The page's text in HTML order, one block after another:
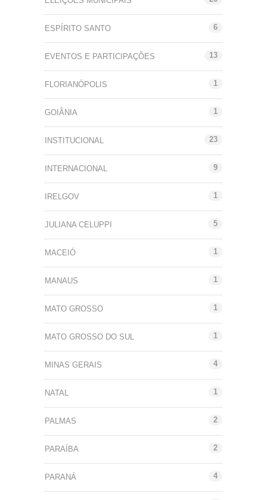
ESPÍRITO SANTO 6
EVENTOS E PARTICIPAÇÕES 13
FLORIANÓPOLIS 1
GOIÂNIA 1
INSTITUCIONAL 23
INTERNACIONAL 9
IRELGOV 1
JULIANA CELUPPI 5
MACEIÓ 1
MANAUS 1
MATO GROSSO 1
MATO GROSSO DO SUL 1
MINAS GERAIS 4
NATAL 1
PALMAS 2
PARAÍBA 2
PARANÁ 4